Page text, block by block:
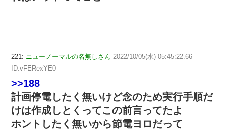
221: ニューノーマルの名無しさん 2022/10/05(水) 05:45:22.66
ID:vFERexYE0
>>188
計画停電したく無いけど念のため実行手順だ
けは作成しとくってこの前言ってたよ
ホントしたく無いから節電ヨロだって